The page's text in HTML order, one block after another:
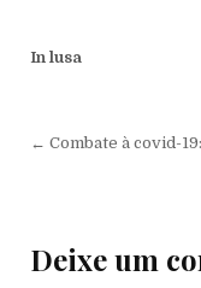
In lusa
← Combate à covid-19:
Deixe um